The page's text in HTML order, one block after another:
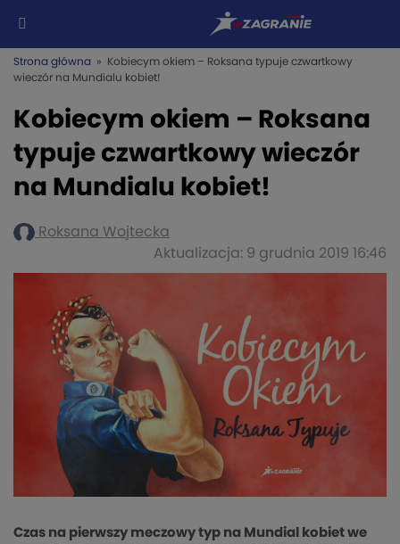
Strona główna » Kobiecym okiem – Roksana typuje czwartkowy
wieczór na Mundialu kobiet!
Kobiecym okiem – Roksana
typuje czwartkowy wieczór
na Mundialu kobiet!
Roksana Wojtecka
Aktualizacja: 9 grudnia 2019 16:46
Czas na pierwszy meczowy typ na Mundial kobiet we